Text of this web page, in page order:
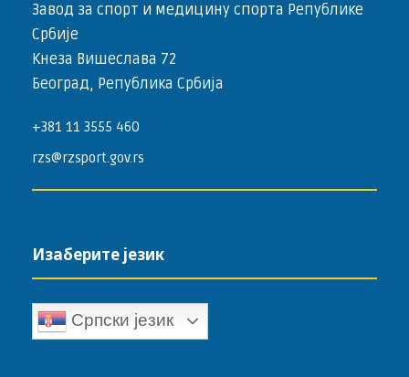
Завод за спорт и медицину спорта Републике
Србије
Кнеза Вишеслава 72
Београд, Република Србија
+381 11 3555 460
rzs@rzsport.gov.rs
Изаберите језик
Српски језик